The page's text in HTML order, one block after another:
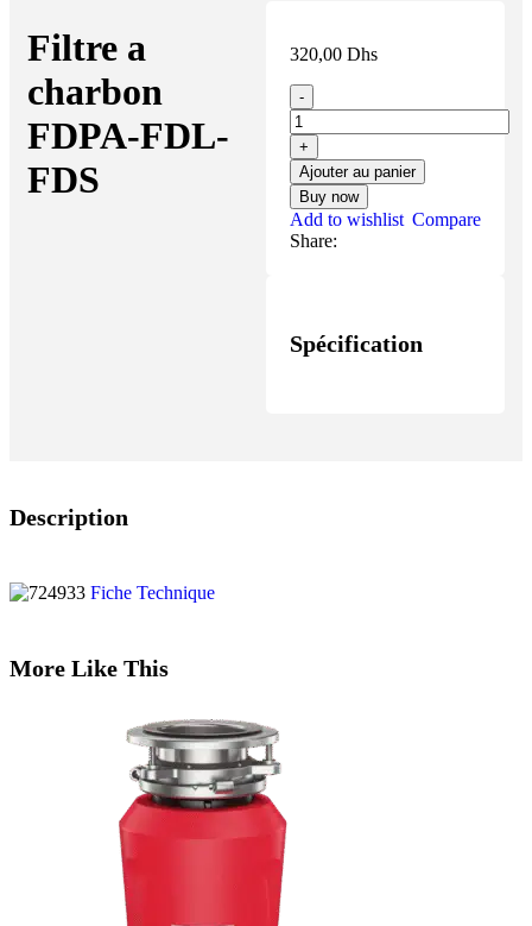
Filtre a
charbon
FDPA-FDL-
FDS
320,00 Dhs
Ajouter au panier
Buy now
Share:
Add to wishlist Compare
Spécification
Description
Fiche Technique
More Like This